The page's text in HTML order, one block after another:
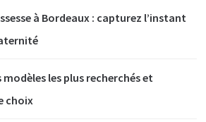
à Bordeaux : capturez l’instant
les plus recherchés et
choix